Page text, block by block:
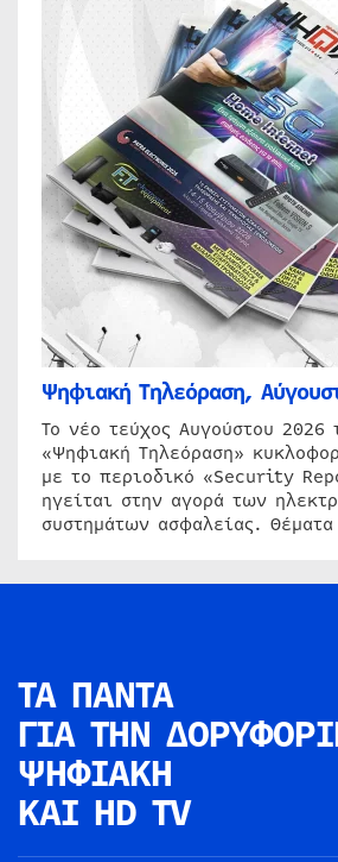
Ψηφιακή Τηλεόραση,
Το νέο τεύχος Αυγούστου 2026
«Ψηφιακή Τηλεόραση»
με το περιοδικό «Security
ηγείται στην αγορά των
συστημάτων ασφαλείας.
ΤΑ ΠΑΝΤΑ
ΓΙΑ ΤΗΝ
ΨΗΦΙΑΚΗ
ΚΑΙ HD TV